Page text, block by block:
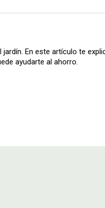
En este artículo te
ayudarte al ahorro.